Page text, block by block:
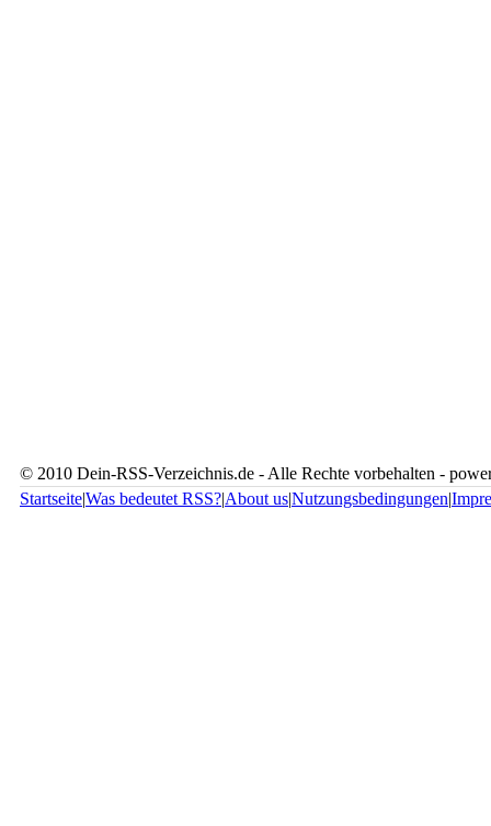
© 2010 Dein-RSS-Verzeichnis.de - Alle Rechte vorbehalten -
Startseite|Was bedeutet RSS?|About us|Nutzungsbedingungen|